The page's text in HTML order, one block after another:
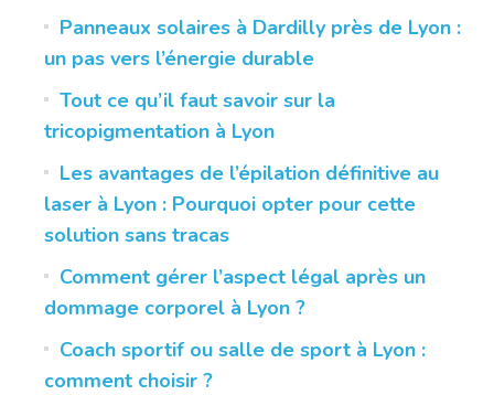
Panneaux solaires à Dardilly près de Lyon :
un pas vers l’énergie durable
Tout ce qu’il faut savoir sur la
tricopigmentation à Lyon
Les avantages de l’épilation définitive au
laser à Lyon : Pourquoi opter pour cette
solution sans tracas
Comment gérer l’aspect légal après un
dommage corporel à Lyon ?
Coach sportif ou salle de sport à Lyon :
comment choisir ?